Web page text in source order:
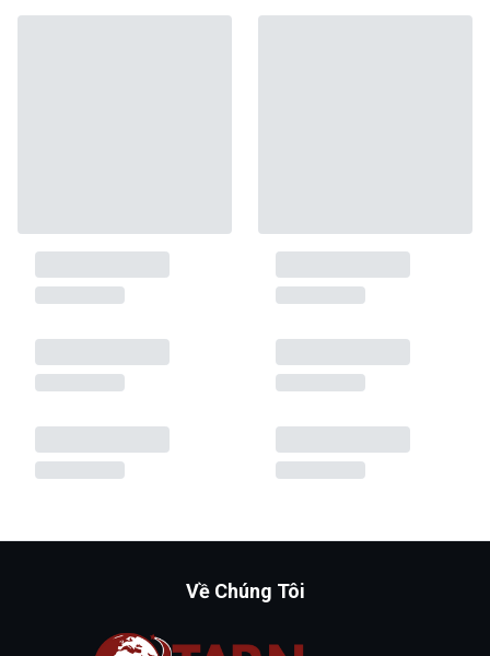
Về Chúng Tôi